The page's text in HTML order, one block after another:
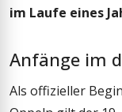
im Laufe eines
Anfänge im
Als offizieller